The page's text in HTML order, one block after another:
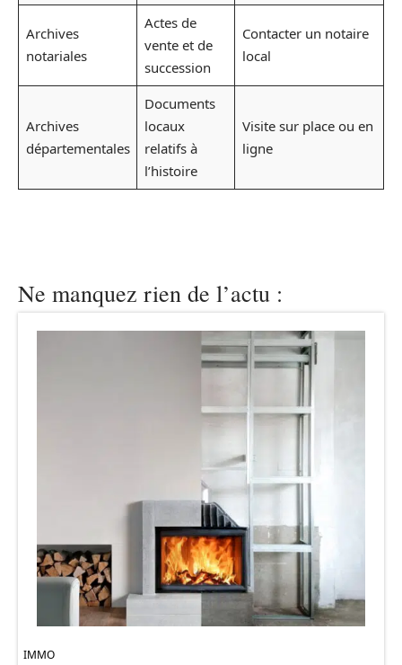
Archives
notariales
Actes de
vente et de
succession
Contacter un notaire
local
Archives
départementales
Documents
locaux
relatifs à
l’histoire
Visite sur place ou en
ligne
Ne manquez rien de l’actu :
IMMO